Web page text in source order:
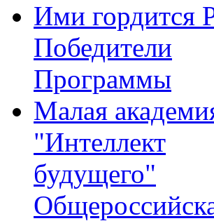
Ими гордится
Победители
Программы
Малая
"Интеллект
будущего"